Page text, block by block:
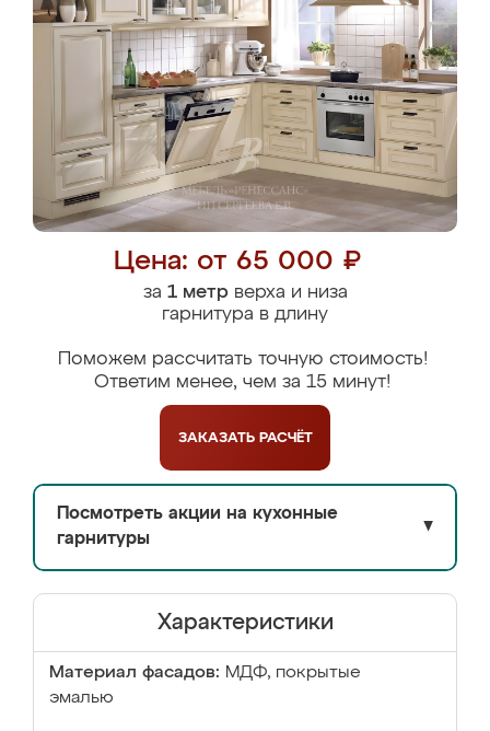
Цена: от 65 000 ₽
за 1 метрверха и низа
гарнитура в длину
Поможем рассчитать точную стоимость!
Ответим менее, чем за 15 минут!
ЗАКАЗАТЬ РАСЧЁТ
Посмотреть акции на кухонные
гарнитуры
▼
Характеристики
Материал фасадов: МДФ, покрытые
эмалью